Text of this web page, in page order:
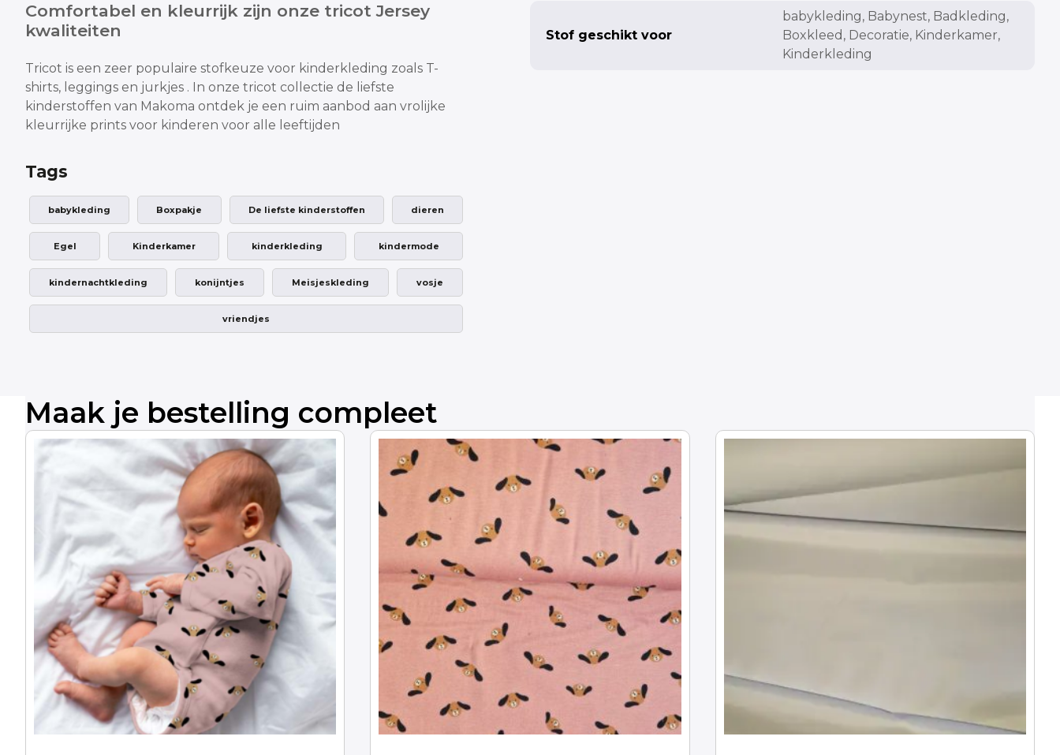
Comfortabel en kleurrijk zijn onze tricot Jersey
kwaliteiten
Tricot is een zeer populaire stofkeuze voor kinderkleding zoals T-
shirts, leggings en jurkjes . In onze tricot collectie de liefste
kinderstoffen van Makoma ontdek je een ruim aanbod aan vrolijke
kleurrijke prints voor kinderen voor alle leeftijden
Tags
babykleding Boxpakje De liefste kinderstoffen dieren
Egel Kinderkamer kinderkleding kindermode
kindernachtkleding konijntjes Meisjeskleding vosje
vriendjes
Stof geschikt voor
babykleding, Babynest, Badkleding,
Boxkleed, Decoratie, Kinderkamer,
Kinderkleding
Maak je bestelling compleet